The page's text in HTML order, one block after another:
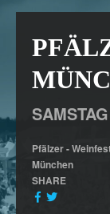
Pfälzer -
München
SHARE